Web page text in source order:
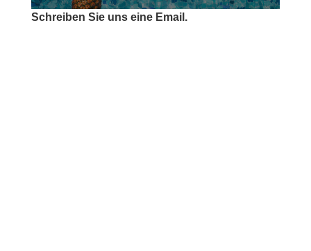
Schreiben Sie uns eine Email.